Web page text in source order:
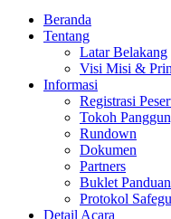
Beranda
Tentang
Latar Belakang
Visi Misi &
Informasi
Registrasi
Tokoh
Rundown
Dokumen
Partners
Buklet
Protokol
Detail Acara